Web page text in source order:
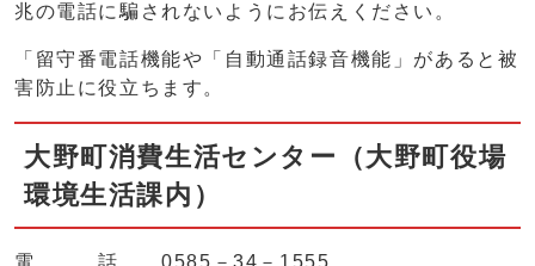
兆の電話に騙されないようにお伝えください。
「留守番電話機能や「自動通話録音機能」があると被
害防止に役立ちます。
大野町消費生活センター（大野町役場
環境生活課内）